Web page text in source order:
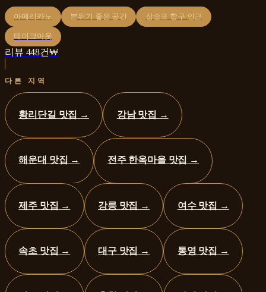
아메리카노 분위기 좋은 공간 장승포 항구 인근
테이크아웃
리뷰 448건₩
다른 지역
황리단길 맛집 → 강남 맛집 →
해운대 맛집 → 전주 한옥마을 맛집 →
제주 맛집 → 강릉 맛집 → 여수 맛집 →
속초 맛집 → 대구 맛집 → 통영 맛집 →